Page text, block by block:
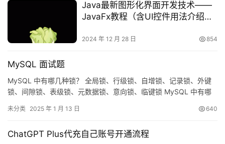
Java最新图形化界面开发技术——
JavaFx教程（含UI控件用法介绍、
2024 年 12 月 28 日 854
MySQL 面试题
MySQL 中有哪几种锁？ 全局锁、行级锁、自增锁、记录锁、外键
锁、间隙锁、表级锁、元数据锁、意向锁、临键锁 MySQL 中有哪
分区表、外键表、触发器使用的表、存储过程和函数使用的表 简述
InnoDB：支持事务处理，具有提…
未分类 2025 年 1 月 13 日 640
ChatGPT Plus代充自己账号开通流程